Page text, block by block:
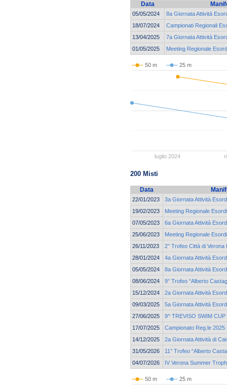
Data
05/05/2024
8a Giornata Attività
18/07/2024
Campionati Regionali
13/04/2025
7a Giornata Attività
01/05/2025
Meeting Regionale
50 m 25 m
luglio 2024
200 Misti
Data
22/01/2023
3a Giornata Attività
19/02/2023
Meeting Regionale
07/05/2023
6a Giornata Attività
25/06/2023
Meeting Regionale
26/11/2023
2° Trofeo Città di Verona
28/01/2024
4a Giornata Attività
05/05/2024
8a Giornata Attività
08/06/2024
9° Trofeo “Alberto
15/12/2024
2a Giornata Attività
09/03/2025
5a Giornata Attività
27/06/2025
9^ TREVISO SWIM CUP
17/07/2025
Campionato Reg.le
14/12/2025
2a Giornata Attività di
31/05/2026
11° Trofeo “Alberto
04/07/2026
IV Verona Summer
50 m 25 m